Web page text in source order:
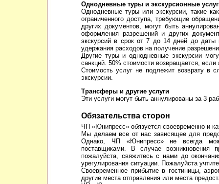
Однодневные туры и экскурсионные
Однодневные туры или экскурсии, такие
ограниченного доступа, требующие
других документов, могут быть
оформления разрешений и других
экскурсий в срок от 7 до 14 дней до даты
удержания расходов на получение
Другие туры и однодневные экскурсии
санкций. 50% стоимости возвращается,
Стоимость услуг не подлежит возврату в
экскурсии.
Трансферы и другие услуги
Эти услуги могут быть аннулированы за 3
Обязательства сторон
ЧП «Юнипресс» обязуется своевременно и
Мы делаем все от нас зависящее для
Однако, ЧП «Юнипресс» не всегда
поставщиками. В случае
пожалуйста, свяжитесь с нами до
урегулирования ситуации. Пожалуйста
Своевременное прибытие в гостиницы,
другие места отправления или места